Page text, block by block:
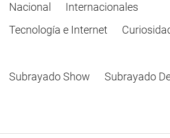
Nacional
Internacionales
Tecnología e Internet
Subrayado Show Subrayado